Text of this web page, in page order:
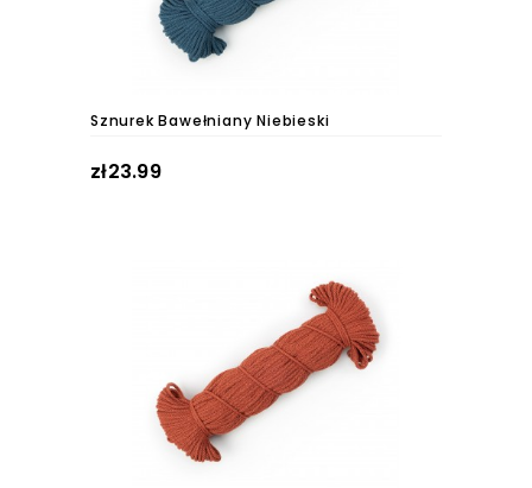
Sznurek Bawełniany Niebieski
zł23.99